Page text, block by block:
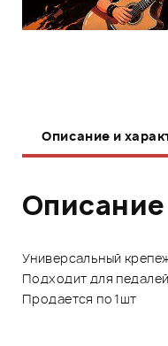
Описание и
Описание
Универсальный
Подходит для
Продается по 1шт